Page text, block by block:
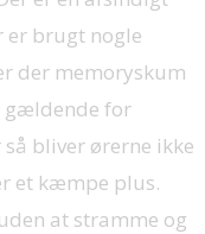
er brugt nogle
der memoryskum
gældende for
bliver ørerne ikke
et kæmpe plus.
at stramme og